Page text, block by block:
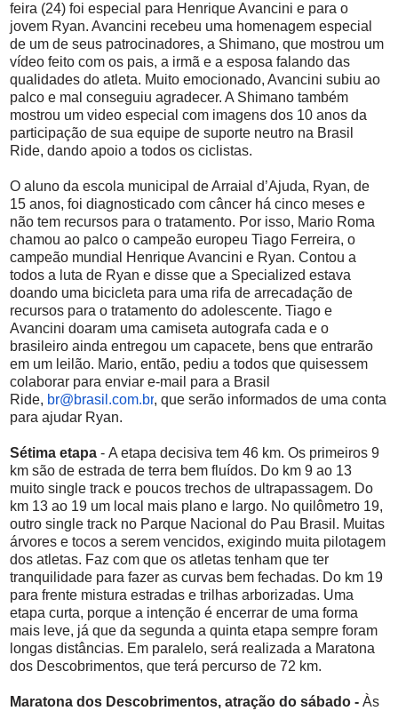
feira (24) foi especial para Henrique Avancini e para o
jovem Ryan. Avancini recebeu uma homenagem especial
de um de seus patrocinadores, a Shimano, que mostrou um
vídeo feito com os pais, a irmã e a esposa falando das
qualidades do atleta. Muito emocionado, Avancini subiu ao
palco e mal conseguiu agradecer. A Shimano também
mostrou um video especial com imagens dos 10 anos da
participação de sua equipe de suporte neutro na Brasil
Ride, dando apoio a todos os ciclistas.
O aluno da escola municipal de Arraial d’Ajuda, Ryan, de
15 anos, foi diagnosticado com câncer há cinco meses e
não tem recursos para o tratamento. Por isso, Mario Roma
chamou ao palco o campeão europeu Tiago Ferreira, o
campeão mundial Henrique Avancini e Ryan. Contou a
todos a luta de Ryan e disse que a Specialized estava
doando uma bicicleta para uma rifa de arrecadação de
recursos para o tratamento do adolescente. Tiago e
Avancini doaram uma camiseta autografa cada e o
brasileiro ainda entregou um capacete, bens que entrarão
em um leilão. Mario, então, pediu a todos que quisessem
colaborar para enviar e-mail para a Brasil
Ride, br@brasil.com.br, que serão informados de uma conta
para ajudar Ryan.
Sétima etapa - A etapa decisiva tem 46 km. Os primeiros 9
km são de estrada de terra bem fluídos. Do km 9 ao 13
muito single track e poucos trechos de ultrapassagem. Do
km 13 ao 19 um local mais plano e largo. No quilômetro 19,
outro single track no Parque Nacional do Pau Brasil. Muitas
árvores e tocos a serem vencidos, exigindo muita pilotagem
dos atletas. Faz com que os atletas tenham que ter
tranquilidade para fazer as curvas bem fechadas. Do km 19
para frente mistura estradas e trilhas arborizadas. Uma
etapa curta, porque a intenção é encerrar de uma forma
mais leve, já que da segunda a quinta etapa sempre foram
longas distâncias. Em paralelo, será realizada a Maratona
dos Descobrimentos, que terá percurso de 72 km.
Maratona dos Descobrimentos, atração do sábado - Às